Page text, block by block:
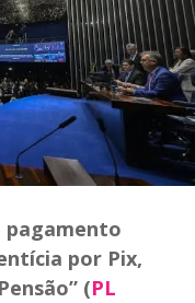
pagamento
por Pix,
(PL